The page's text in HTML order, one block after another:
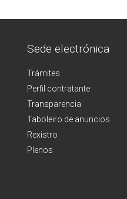
Sede electrónica
Trámites
Perfil contratante
Transparencia
Taboleiro de anuncios
Rexistro
Plenos